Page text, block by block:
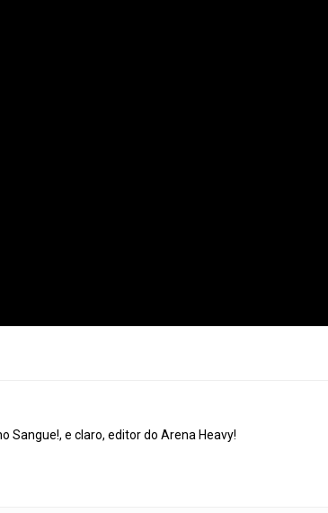
Sangue!, e claro, editor do Arena Heavy!